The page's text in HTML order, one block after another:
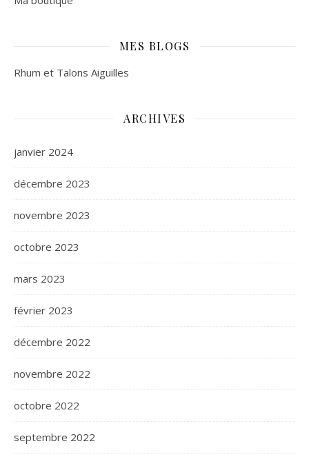
MES BLOGS
Rhum et Talons Aiguilles
ARCHIVES
janvier 2024
décembre 2023
novembre 2023
octobre 2023
mars 2023
février 2023
décembre 2022
novembre 2022
octobre 2022
septembre 2022